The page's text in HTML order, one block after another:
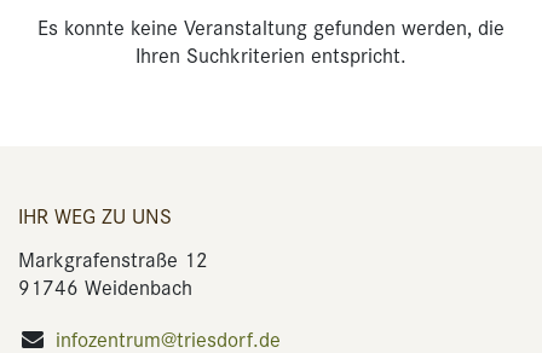
Es konnte keine Veranstaltung gefunden werden, die
Ihren Suchkriterien entspricht.
IHR WEG ZU UNS
Markgrafenstraße 12
91746 Weidenbach
infozentrum@triesdorf.de